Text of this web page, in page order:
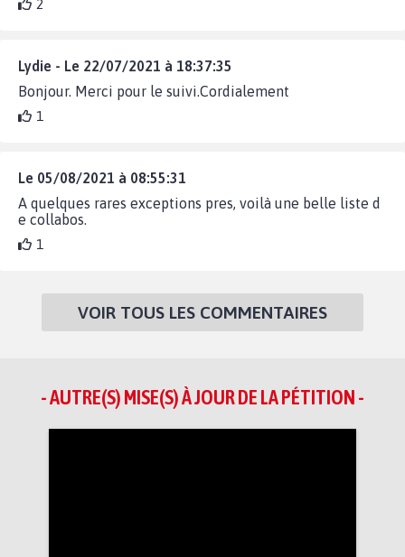
2
Lydie - Le 22/07/2021 à 18:37:35
Bonjour. Merci pour le suivi.Cordialement
1
Le 05/08/2021 à 08:55:31
A quelques rares exceptions pres, voilà une belle liste d
e collabos.
1
VOIR TOUS LES COMMENTAIRES
- AUTRE(S) MISE(S) À JOUR DE LA PÉTITION -